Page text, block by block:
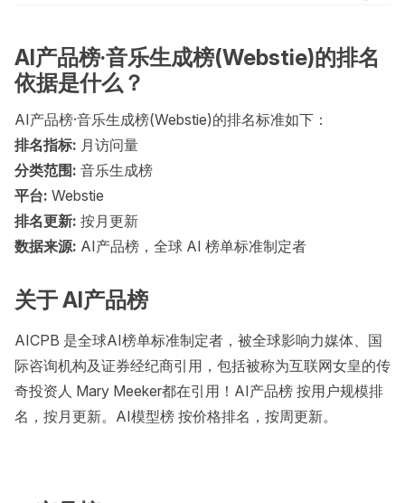
AI产品榜·音乐生成榜(Webstie)的排名
依据是什么？
AI产品榜·音乐生成榜(Webstie)的排名标准如下：
排名指标: 月访问量
分类范围: 音乐生成榜
平台: Webstie
排名更新: 按月更新
数据来源: AI产品榜，全球 AI 榜单标准制定者
关于 AI产品榜
AICPB 是全球AI榜单标准制定者，被全球影响力媒体、国
际咨询机构及证券经纪商引用，包括被称为互联网女皇的传
奇投资人 Mary Meeker都在引用！AI产品榜 按用户规模排
名，按月更新。AI模型榜 按价格排名，按周更新。